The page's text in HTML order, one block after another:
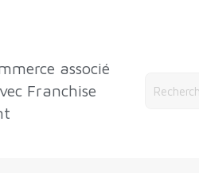
associé
Franchise